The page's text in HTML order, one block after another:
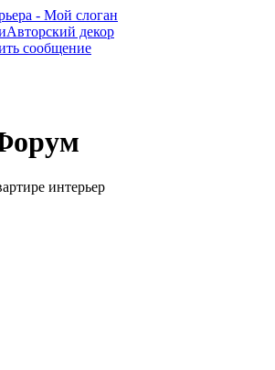
Авторский декор
интерьер